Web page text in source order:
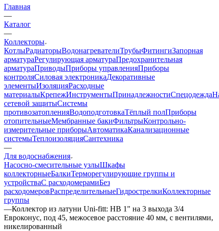
Главная
—
Каталог
—
Коллекторы
КотлыРадиаторыВодонагревателиТрубыФитингиЗапорная
арматураРегулирующая арматураПредохранительная
арматураПриводыПриборы управленияПриборы
контроляСиловая электроникаДекоративные
элементыИзоляцияРасходные
материалыКрепежИнструментыПринадлежностиСпецодежда
сетевой защитыСистемы
противозатопленияВодоподготовкаТёплый полПриборы
отопительныеМембранные бакиФильтрыКонтрольно-
измерительные приборыАвтоматикаКанализационные
системыТеплоизоляцияСантехника
—
Для водоснабжения
Насосно-смесительные узлыШкафы
коллекторныеБалкиТерморегулирующие группы и
устройстваС расходомерамиБез
расходомеровРаспределительныеГидрострелкиКоллекторные
группы
—Коллектор из латуни Uni-fitt: НВ 1" на 3 выхода 3/4
Евроконус, под 45, межосевое расстояние 40 мм, с вентилями,
никелированный